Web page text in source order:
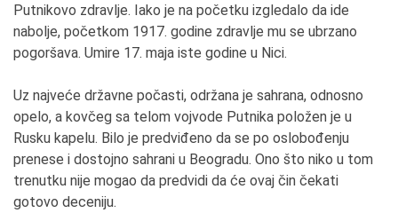
Putnikovo zdravlje. Iako je na početku izgledalo da ide
nabolje, početkom 1917. godine zdravlje mu se ubrzano
pogoršava. Umire 17. maja iste godine u Nici.
Uz najveće državne počasti, održana je sahrana, odnosno
opelo, a kovčeg sa telom vojvode Putnika položen je u
Rusku kapelu. Bilo je predviđeno da se po oslobođenju
prenese i dostojno sahrani u Beogradu. Ono što niko u tom
trenutku nije mogao da predvidi da će ovaj čin čekati
gotovo deceniju.